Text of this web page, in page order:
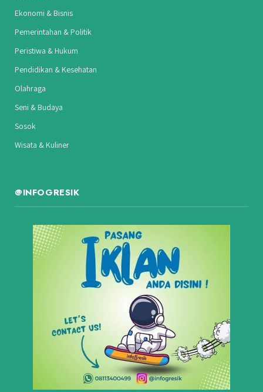
Ekonomi & Bisnis
Pemerintahan & Politik
Peristiwa & Hukum
Pendidikan & Kesehatan
Olahraga
Seni & Budaya
Sosok
Wisata & Kuliner
@INFOGRESIK